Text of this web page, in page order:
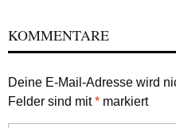
KOMMENTARE
Deine E-Mail-Adresse wird
Felder sind mit* markiert